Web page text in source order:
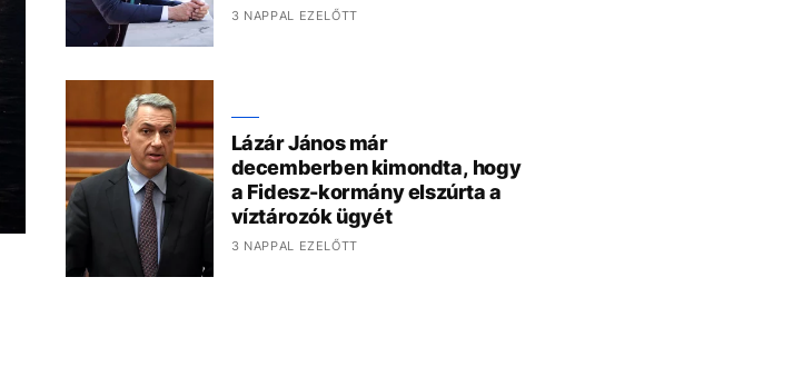
3 NAPPAL EZELŐTT
Lázár János már
decemberben kimondta, hogy
a Fidesz-kormány elszúrta a
víztározók ügyét
3 NAPPAL EZELŐTT